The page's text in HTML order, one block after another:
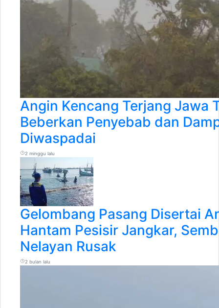
Angin Kencang Terjang Jawa
Beberkan Penyebab dan
Diwaspadai
2 minggu lalu
Gelombang Pasang Disertai
Hantam Pesisir Jangkar,
Nelayan Rusak
2 bulan lalu